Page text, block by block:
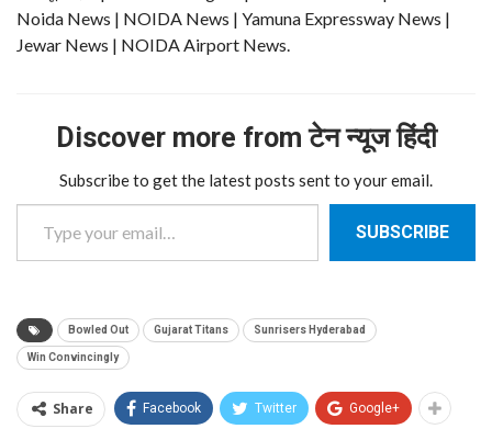
Noida News | NOIDA News | Yamuna Expressway News |
Jewar News | NOIDA Airport News.
Discover more from टेन न्यूज हिंदी
Subscribe to get the latest posts sent to your email.
Type your email…
SUBSCRIBE
Bowled Out Gujarat Titans Sunrisers Hyderabad
Win Convincingly
Share Facebook Twitter Google+